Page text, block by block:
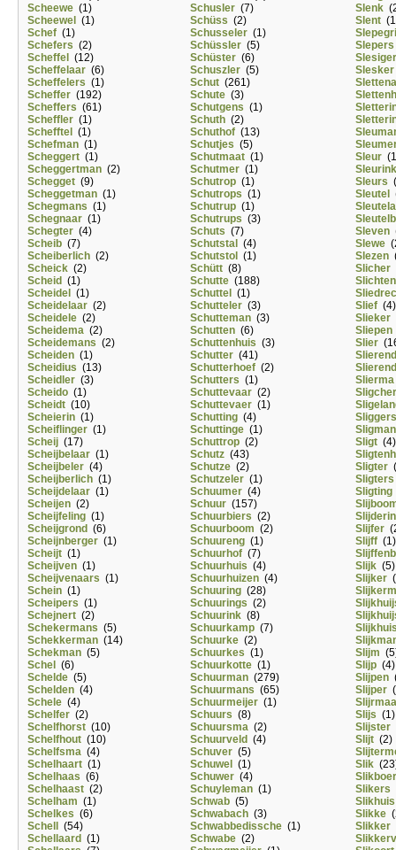
Scheewe (1)
Scheewel
(1)
Schef (1)
Schefers (2)
Scheffel
(12)
Scheffelaar (6)
Scheffelers (1)
Scheffer (192)
Scheffers (61)
Scheffler (1)
Schefftel
(1)
Schefman (1)
Scheggert (1)
Scheggertman (2)
Schegget (9)
Scheggetman (1)
Schegmans (1)
Schegnaar (1)
Schegter (4)
Scheib (7)
Scheiberlich (2)
Scheick (2)
Scheid (1)
Scheidel
(1)
Scheidelaar (2)
Scheidele (2)
Scheidema (2)
Scheidemans (2)
Scheiden (1)
Scheidius (13)
Scheidler (3)
Scheido (1)
Scheidt (10)
Scheierin (1)
Scheiflinger (1)
Scheij (17)
Scheijbelaar (1)
Scheijbeler (4)
Scheijberlich (1)
Scheijdelaar (1)
Scheijen (2)
Scheijfeling (1)
Scheijgrond (6)
Scheijnberger (1)
Scheijt (1)
Scheijven (1)
Scheijvenaars (1)
Schein (1)
Scheipers (1)
Schejnert (2)
Schekermans (5)
Schekkerman (14)
Schekman (5)
Schel
(6)
Schelde (5)
Schelden (4)
Schele (4)
Schelfer (2)
Schelfhorst (10)
Schelfhout (10)
Schelfsma (4)
Schelhaart (1)
Schelhaas (6)
Schelhaast (2)
Schelham (1)
Schelkes (6)
Schell
(54)
Schellaard (1)
Schusler (7)
Schüss (2)
Schusseler (1)
Schüssler (5)
Schüster (6)
Schuszler (5)
Schut (261)
Schute (3)
Schutgens (1)
Schuth (2)
Schuthof (13)
Schutjes (5)
Schutmaat (1)
Schutmer (1)
Schutrop (1)
Schutrops (1)
Schutrup (1)
Schutrups (3)
Schuts (7)
Schutstal
(4)
Schutstol
(1)
Schütt (8)
Schutte (188)
Schuttel
(1)
Schutteler (3)
Schutteman (3)
Schutten (6)
Schuttenhuis (3)
Schutter (41)
Schutterhoef (2)
Schutters (1)
Schuttevaar (2)
Schuttevaer (1)
Schutting (4)
Schuttinge (1)
Schuttrop (2)
Schutz (43)
Schutze (2)
Schutzeler (1)
Schuumer (4)
Schuur (157)
Schuurbiers (2)
Schuurboom (2)
Schuureng (1)
Schuurhof (7)
Schuurhuis (4)
Schuurhuizen (4)
Schuuring (28)
Schuurings (2)
Schuurink (8)
Schuurkamp (7)
Schuurke (2)
Schuurkes (1)
Schuurkotte (1)
Schuurman (279)
Schuurmans (65)
Schuurmeijer (1)
Schuurs (8)
Schuursma (2)
Schuurveld (4)
Schuver (5)
Schuwel
(1)
Schuwer (4)
Schuyleman (1)
Schwab (5)
Schwabach (3)
Schwabbedissche (1)
Schwabe (2)
Slenk
Slent
Slepers
Slesiger
Slesker
Sleur
Sleurink
Sleurs
Sleutel
Sleven
Slewe
Slezen
Slicher
Slief (4)
Slieker
Sliepen
Slier
Slierma
Sligcher
Sliggers
Sligman
Sligt (4)
Sligter
Sligters
Sligting
Slijfer
Slijff (1)
Slijk (5)
Slijker
Slijm
Slijp (4)
Slijpen
Slijper
Slijrmaa
Slijs (1)
Slijster
Slijt (2)
Slik
Slikboer
Slikers
Slikhuis
Slikke
Slikker